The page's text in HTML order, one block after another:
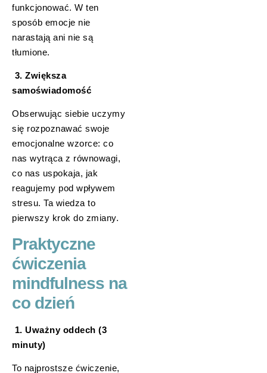
funkcjonować. W ten
sposób emocje nie
narastają ani nie są
tłumione.
3. Zwiększa
samoświadomość
Obserwując siebie uczymy
się rozpoznawać swoje
emocjonalne wzorce: co
nas wytrąca z równowagi,
co nas uspokaja, jak
reagujemy pod wpływem
stresu. Ta wiedza to
pierwszy krok do zmiany.
Praktyczne
ćwiczenia
mindfulness na
co dzień
1. Uważny oddech (3
minuty)
To najprostsze ćwiczenie,